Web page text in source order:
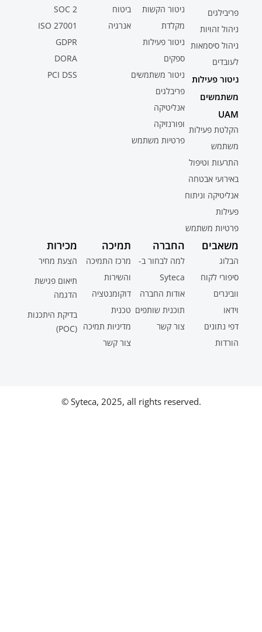
פריבילגים
ניהול זהויות
ניהול סיסמאות
לעובדים
ניטור פעילות
משתמשים
UAM
הקלטת פעילות
משתמש
התרעות וטיפול
באירועי אבטחה
אנליטיקה וניתוח
פעילות
פרטיות משתמש
ניטור הקשות
מקלדת
ניטור פעילות
ספקים
ניטור משתמשים
פריבלגים
אנליטיקה
ופורנזיקה
פרטיות משתמש
ביטוח
אנרגיה
SOC 2
ISO 27001
GDPR
DORA
PCI DSS
משאבים
הבלוג
סיפורי לקוח
וובינרים
וידאו
דפי נתונים
הורדות
החברה
למה לבחור ב-
Syteca
אודות החברה
תוכנית שותפים
צור קשר
תמיכה
מרכז התמיכה
והשירות
דוקומנטציה
טכנית
מדיניות תמיכה
צור קשר
מכירות
הצעת מחיר
תיאום פגישת
הדגמה
בדיקת היתכנות
(POC)
© Syteca, 2025, all rights reserved.